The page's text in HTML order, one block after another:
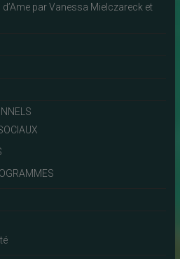
d’Ame par Vanessa Mielczareck et